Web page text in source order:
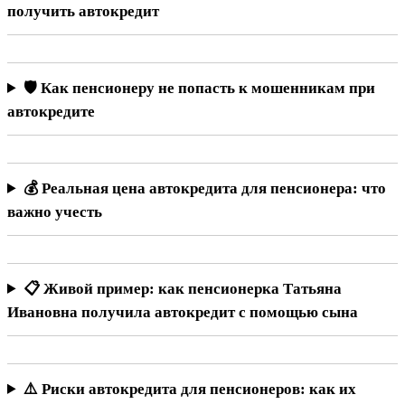
получить автокредит
🛡️ Как пенсионеру не попасть к мошенникам при
автокредите
💰 Реальная цена автокредита для пенсионера: что
важно учесть
📋 Живой пример: как пенсионерка Татьяна
Ивановна получила автокредит с помощью сына
⚠️ Риски автокредита для пенсионеров: как их